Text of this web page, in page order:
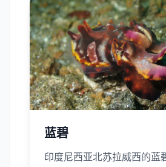
长满海扇的峭壁和偶尔的漂
近马尼拉且全年开放，是菲
“周末潜水圣地”。
蓝碧
印度尼西亚北苏拉威西的蓝